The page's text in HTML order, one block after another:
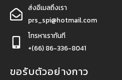
ส่งอีเมลถึงเรา
prs_spi@hotmail.com
โทรหาเราทันที
+(66) 86-336-8041
ขอรับตัวอย่างกาว